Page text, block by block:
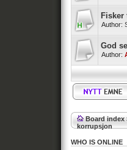
Fisker
Author:
God
Author:
Board index
korrupsjon
WHO IS ONLINE